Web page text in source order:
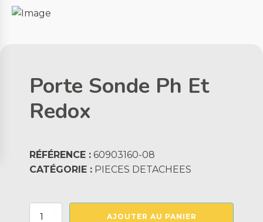
Porte Sonde Ph Et
Redox
RÉFÉRENCE : 60903160-08
CATÉGORIE : PIECES DETACHEES
quantité
AJOUTER AU PANIER